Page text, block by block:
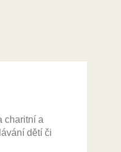
charitní a
dětí či